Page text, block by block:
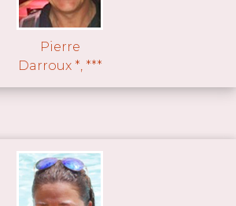
Pierre
Darroux *, ***